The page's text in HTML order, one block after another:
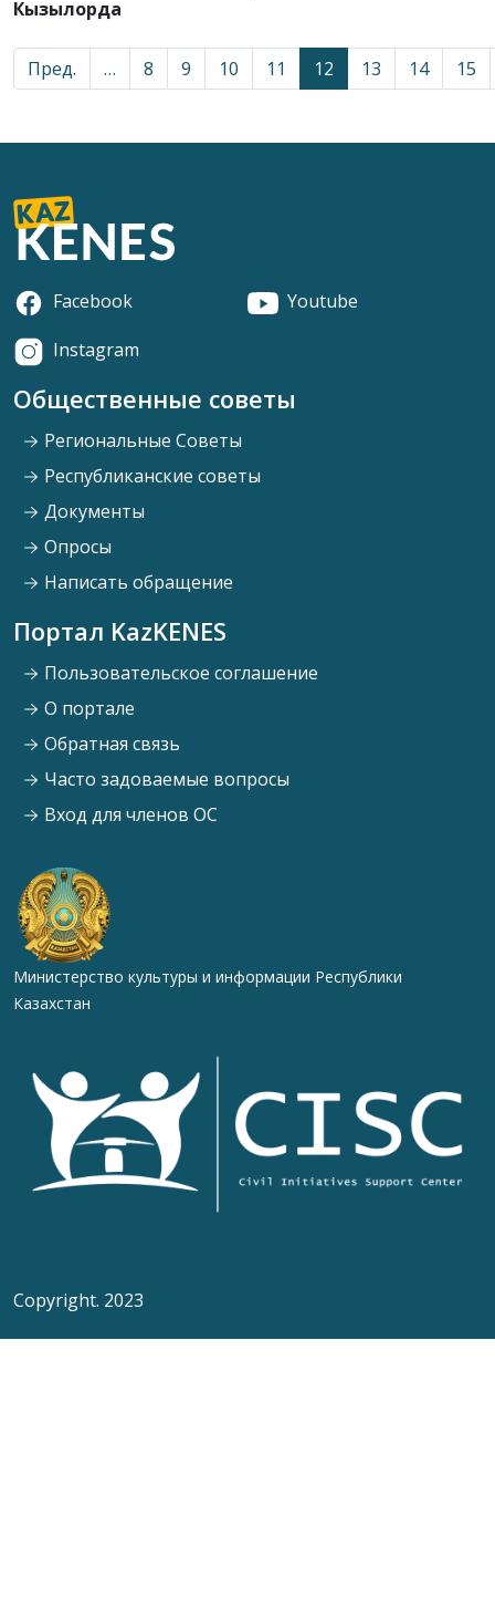
Кызылорда
Пред. … 8 9 10 11 12 13 14 15
Facebook
Youtube
Instagram
Общественные советы
Региональные Советы
Республиканские советы
Документы
Опросы
Написать обращение
Портал KazKENES
Пользовательское соглашение
О портале
Обратная связь
Часто задоваемые вопросы
Вход для членов ОС
Министерство культуры и информации Республики
Казахстан
Copyright. 2023